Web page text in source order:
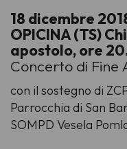
18 dicembre
OPICINA (TS)
apostolo, ore
Concerto di Fine
con il sostegno di
Parrocchia di San
SOMPD Vesela